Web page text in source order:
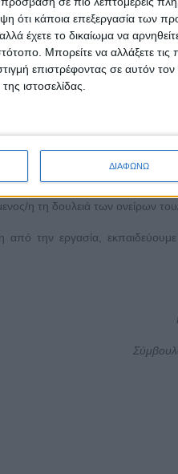
ότι κάποια επεξεργασία των
έχετε το δικαίωμα να
Μπορείτε να αλλάξετε
επιστρέφοντας σε αυτόν τον
ιστοσελίδας.
ΔΙΑΦΩΝΩ
την εργασιακή μας
υπέρ μας.
όχι.
ώστε να αντιδρούμε και να
βοηθήσει πολύ.
η τη δουλειά των ονείρων
την εργασία,